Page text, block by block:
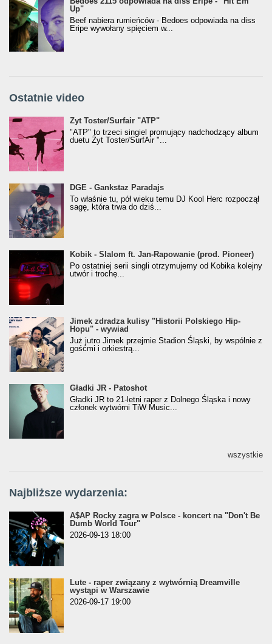
Up"
Beef nabiera rumieńców - Bedoes odpowiada na diss
Eripe wywołany spięciem w...
Ostatnie video
Żyt Toster/SurfAir - ATP VIDEO
Żyt Toster/Surfair "ATP"
"ATP" to trzeci singiel promujący nadchodzący album
duetu Żyt Toster/SurfAir "...
donGURALesko z nagrodą za
Klasyczny/Trueschoolowy Album Roku
(Popkillery 2023)
DGE - Gankstaz Paradajs
To właśnie tu, pół wieku temu DJ Kool Herc rozpoczął
sagę, która trwa do dziś...
Kobik - Slalom ft. Jan-Rapowanie (prod. Pioneer)
[Official Music Visualiser]
Kobik - Slalom ft. Jan-Rapowanie (prod. Pioneer)
Po ostatniej serii singli otrzymujemy od Kobika kolejny
utwór i trochę...
Jimek zdradza kulisy "Historii Polskiego Hip-
Hopu" - wywiad
Jimek zdradza kulisy "Historii Polskiego Hip-
Hopu" - wywiad
Już jutro Jimek przejmie Stadion Śląski, by wspólnie z
gośćmi i orkiestrą...
Gładki JR - Patoshot
Gładki JR - Patoshot
Gładki JR to 21-letni raper z Dolnego Śląska i nowy
członek wytwórni TiW Music...
wszystkie
Najbliższe wydarzenia:
A$AP Rocky zagra w Polsce - koncert na "Don't Be
Dumb World Tour"
2026-09-13 18:00
Lute - raper związany z wytwórnią Dreamville
wystąpi w Warszawie
2026-09-17 19:00